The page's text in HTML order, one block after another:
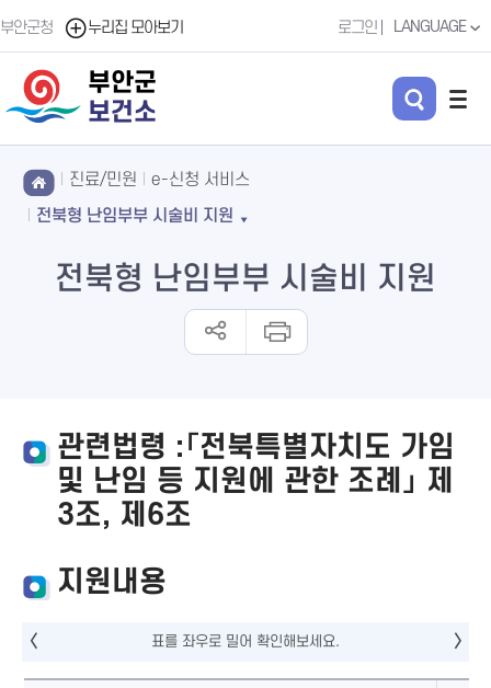
부안군청 누리집 모아보기 로그인 LANGUAGE
부안군
보건소
진료/민원
e-신청 서비스
전북형 난임부부 시술비 지원
전북형 난임부부 시술비 지원
관련법령 :「전북특별자치도 가임
및 난임 등 지원에 관한 조례」 제
3조, 제6조
지원내용